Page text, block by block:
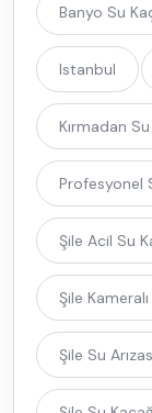
Banyo Su
Istanbul
Kırmadan
Profesyonel
Şile Acil Su
Şile
Şile Su